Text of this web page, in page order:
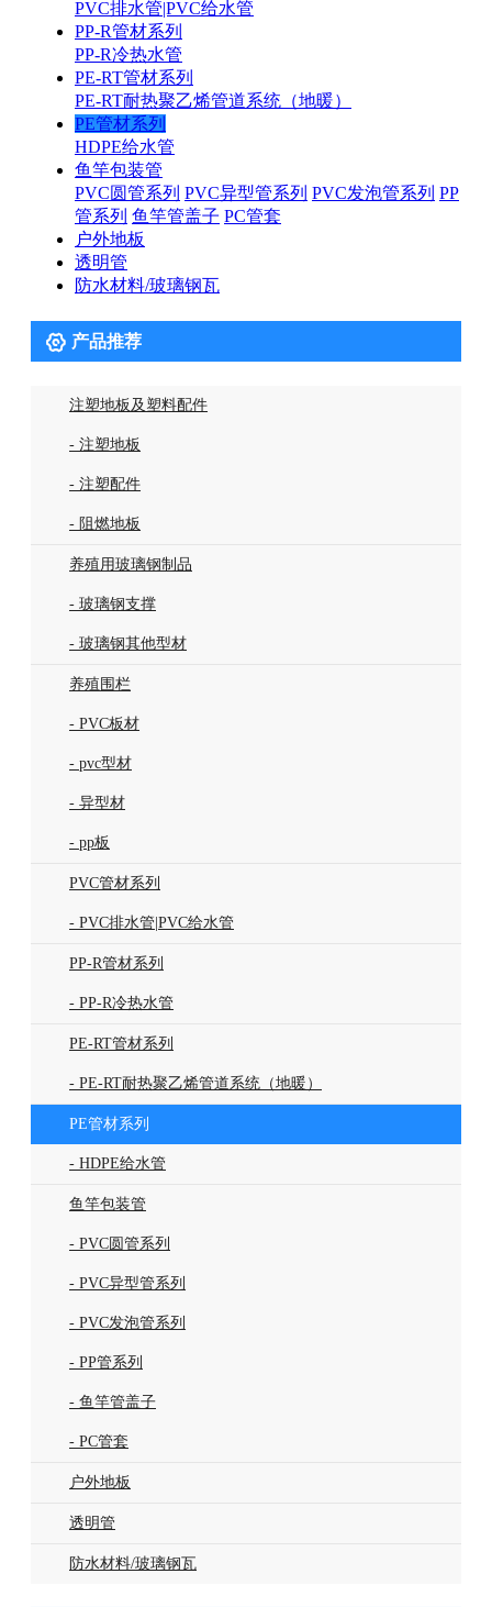
PVC排水管|PVC给水管
PP-R管材系列
PP-R冷热水管
PE-RT管材系列
PE-RT耐热聚乙烯管道系统（地暖）
PE管材系列
HDPE给水管
鱼竿包装管
PVC圆管系列 PVC异型管系列 PVC发泡管系列 PP
管系列 鱼竿管盖子 PC管套
户外地板
透明管
防水材料/玻璃钢瓦
 产品推荐
注塑地板及塑料配件
- 注塑地板
- 注塑配件
- 阻燃地板
养殖用玻璃钢制品
- 玻璃钢支撑
- 玻璃钢其他型材
养殖围栏
- PVC板材
- pvc型材
- 异型材
- pp板
PVC管材系列
- PVC排水管|PVC给水管
PP-R管材系列
- PP-R冷热水管
PE-RT管材系列
- PE-RT耐热聚乙烯管道系统（地暖）
PE管材系列
- HDPE给水管
鱼竿包装管
- PVC圆管系列
- PVC异型管系列
- PVC发泡管系列
- PP管系列
- 鱼竿管盖子
- PC管套
户外地板
透明管
防水材料/玻璃钢瓦